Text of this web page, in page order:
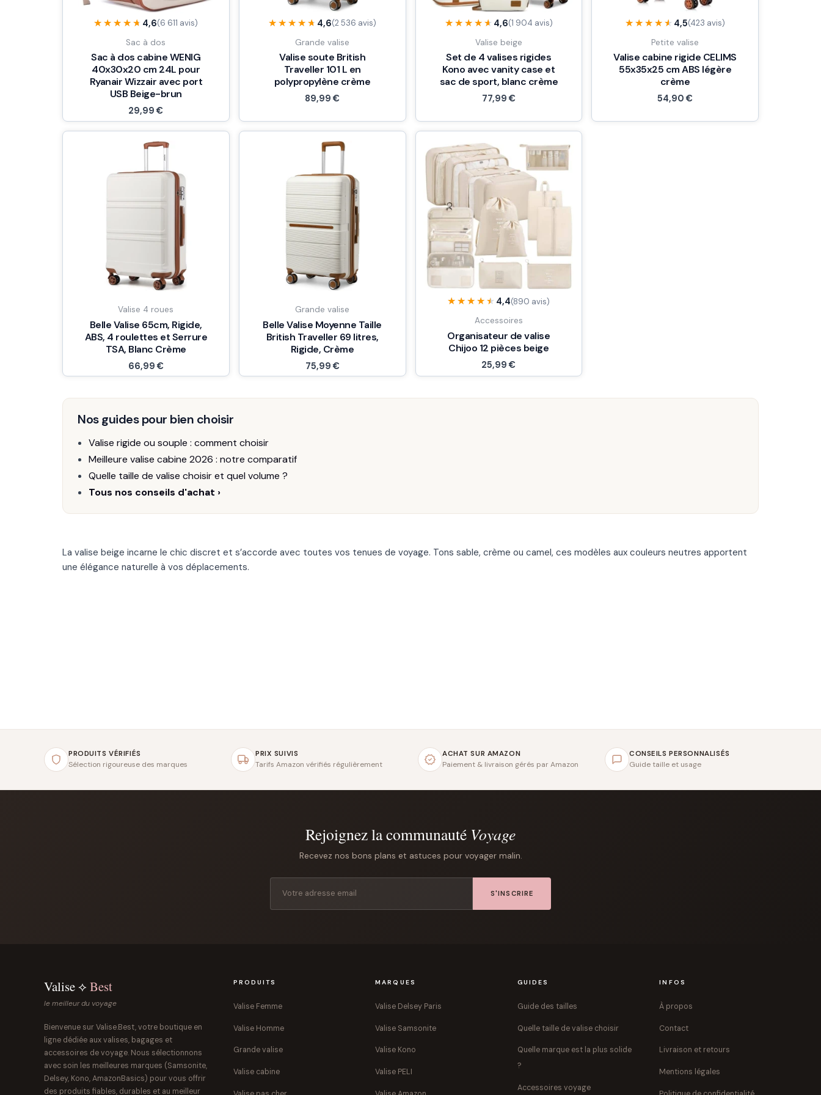
★★★★★
★★★★★ 4,6(6 611 avis)
Sac à dos
Sac à dos cabine WENIG
40x30x20 cm 24L pour
Ryanair Wizzair avec port
USB Beige-brun
29,99€
★★★★★
★★★★★ 4,6(2 536 avis)
Grande valise
Valise soute British
Traveller 101 L en
polypropylène crème
89,99€
★★★★★
★★★★★ 4,6(1 904 avis)
Valise beige
Set de 4 valises rigides
Kono avec vanity case et
sac de sport, blanc crème
77,99 €
★★★★★
★★★★★ 4,5(423 avis)
Petite valise
Valise cabine rigide CELIMS
55x35x25 cm ABS légère
crème
54,90€
Valise 4 roues
Belle Valise 65cm, Rigide,
ABS, 4 roulettes et Serrure
TSA, Blanc Crème
66,99 €
Grande valise
Belle Valise Moyenne Taille
British Traveller 69 litres,
Rigide, Crème
75,99 €
★★★★★
★★★★★ 4,4(890 avis)
Accessoires
Organisateur de valise
Chijoo 12 pièces beige
25,99€
Nos guides pour bien choisir
Valise rigide ou souple : comment choisir
Meilleure valise cabine 2026 : notre comparatif
Quelle taille de valise choisir et quel volume ?
Tous nos conseils d'achat ›
La valise beige incarne le chic discret et s’accorde avec toutes vos tenues de voyage. Tons sable, crème ou camel, ces modèles aux couleurs neutres apportent
une élégance naturelle à vos déplacements.
PRODUITS VÉRIFIÉS
Sélection rigoureuse des marques
PRIX SUIVIS
Tarifs Amazon vérifiés régulièrement
ACHAT SUR AMAZON
Paiement & livraison gérés par Amazon
CONSEILS PERSONNALISÉS
Guide taille et usage
Rejoignez la communauté Voyage
Recevez nos bons plans et astuces pour voyager malin.
S'INSCRIRE
Valise ⟡ Best
le meilleur du voyage
Bienvenue sur Valise.Best, votre boutique en
ligne dédiée aux valises, bagages et
accessoires de voyage. Nous sélectionnons
avec soin les meilleures marques (Samsonite,
Delsey, Kono, AmazonBasics) pour vous offrir
des produits fiables, durables et au meilleur
PRODUITS
Valise Femme
Valise Homme
Grande valise
Valise cabine
MARQUES
Valise Delsey Paris
Valise Samsonite
Valise Kono
Valise PELI
GUIDES
Guide des tailles
Quelle taille de valise choisir
Quelle marque est la plus solide
?
Accessoires voyage
INFOS
À propos
Contact
Livraison et retours
Mentions légales